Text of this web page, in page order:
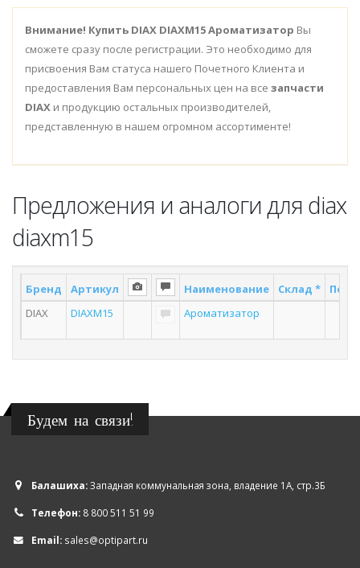
Внимание! Купить DIAX DIAXM15 Ароматизатор Вы
сможете сразу после регистрации. Это необходимо для
присвоения Вам статуса нашего Почетного Клиента и
предоставления Вам персональных цен на все запчасти
DIAX и продукцию остальных производителей,
представленную в нашем огромном ассортименте!
Предложения и аналоги для diax
diaxm15
Бренд Артикул Наименование Склад *
DIAX
DIAXM15 Ароматизатор
Будем на связи!
Балашиха:Западная коммунальная зона, владение 1А, стр.3Б
Телефон: 8 800 511 51 99
Email: sales@optipart.ru